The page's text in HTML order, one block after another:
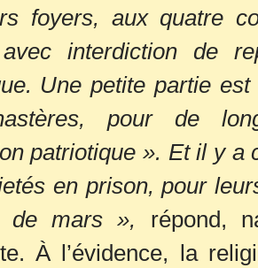
foyers, aux quatre
interdiction de
Une petite partie
pour de
patriotique ». Et il y a
en prison, pour
de mars »,
répond,
À l’évidence, la